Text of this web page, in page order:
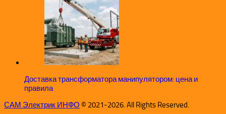
Доставка трансформатора манипулятором: цена и
правила
САМ Электрик ИНФО © 2021-2026. All Rights Reserved.